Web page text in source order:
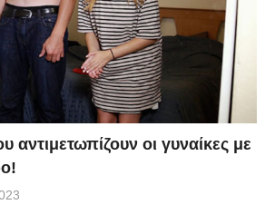
αντιμετωπίζουν οι γυναίκες με